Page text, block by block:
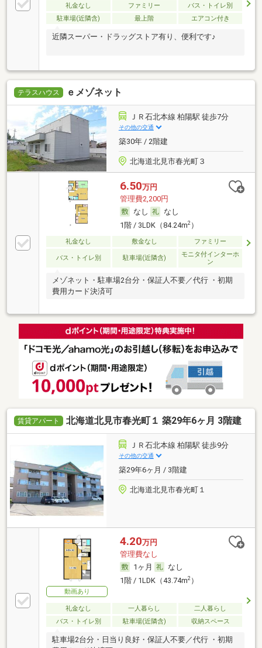
礼金なし ファミリー
バス・トイレ別
駐車場(近隣含)
最上階 エアコン付き
近隣スーパー・ドラッグストア有り、便利です♪
テラスハウス ｅメゾネット
ＪＲ石北本線 柏陽駅 徒歩7分
その他の交通
築30年 / 2階建
北海道北見市春光町３
6.50万円
管理費2,200円
なし
なし
1階 / 3LDK（84.24m2）
礼金なし 敷金なし ファミリー
バス・トイレ別 駐車場(近隣含)
モニタ付インターホ
ン
メゾネット・駐車場2台分・保証人不要／代行 ・初期
費用カード決済可
賃貸アパート 北海道北見市春光町１ 築29年6ヶ月 3階建
ＪＲ石北本線 柏陽駅 徒歩9分
その他の交通
築29年6ヶ月 / 3階建
北海道北見市春光町１
動画あり
4.20万円
管理費なし
1ヶ月
なし
1階 / 1LDK（43.74m2）
礼金なし 一人暮らし
二人暮らし
バス・トイレ別
駐車場(近隣含) 収納スペース
駐車場2台分・日当り良好・保証人不要／代行 ・初期